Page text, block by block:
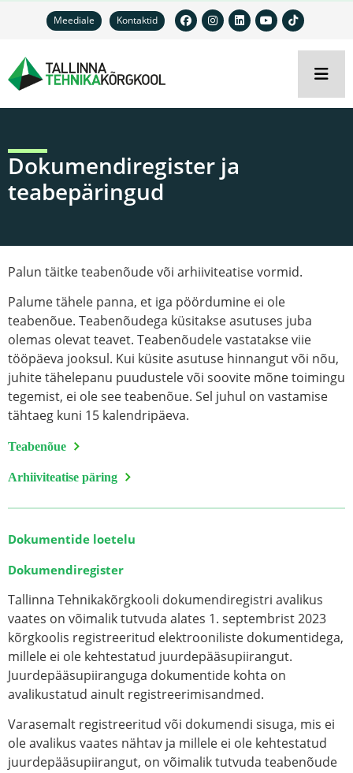
Meediale Kontaktid
Dokumendiregister ja
teabepäringud
Palun täitke teabenõude või arhiiviteatise vormid.
Palume tähele panna, et iga pöördumine ei ole
teabenõue. Teabenõudega küsitakse asutuses juba
olemas olevat teavet. Teabenõudele vastatakse viie
tööpäeva jooksul. Kui küsite asutuse hinnangut või nõu,
juhite tähelepanu puudustele või soovite mõne toimingu
tegemist, ei ole see teabenõue. Sel juhul on vastamise
tähtaeg kuni 15 kalendripäeva.
Teabenõue
Arhiiviteatise päring
Dokumentide loetelu
Dokumendiregister
Tallinna Tehnikakõrgkooli dokumendiregistri avalikus
vaates on võimalik tutvuda alates 1. septembrist 2023
kõrgkoolis registreeritud elektrooniliste dokumentidega,
millele ei ole kehtestatud juurdepääsupiirangut.
Juurdepääsupiiranguga dokumentide kohta on
avalikustatud ainult registreerimisandmed.
Varasemalt registreeritud või dokumendi sisuga, mis ei
ole avalikus vaates nähtav ja millele ei ole kehtestatud
juurdepääsupiirangut, on võimalik tutvuda teabenõude